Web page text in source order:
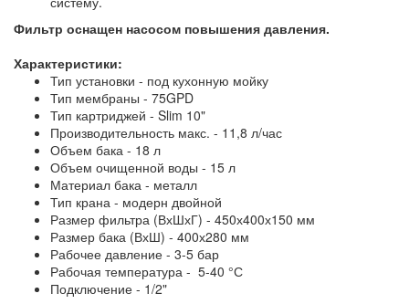
Фильтр оснащен насосом повышения давления.
Характеристики:
Тип установки - под кухонную мойку
Тип мембраны - 75GPD
Тип картриджей - Slim 10"
Производительность макс. - 11,8 л/час
Объем бака - 18 л
Объем очищенной воды - 15 л
Материал бака - металл
Тип крана - модерн двойной
Размер фильтра (ВхШхГ) - 450х400х150 мм
Размер бака (ВхШ) - 400х280 мм
Рабочее давление - 3-5 бар
Рабочая температура - 5-40 °С
Подключение - 1/2"